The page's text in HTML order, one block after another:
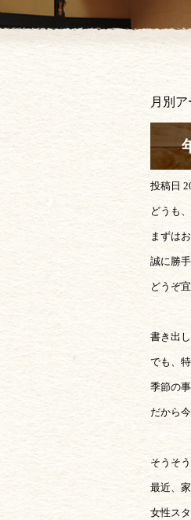
月別
投稿日
どうも
まずは
誠に勝
どうぞ
書き出
でも、
季節の
だから
そうそう
最近、
女性ス